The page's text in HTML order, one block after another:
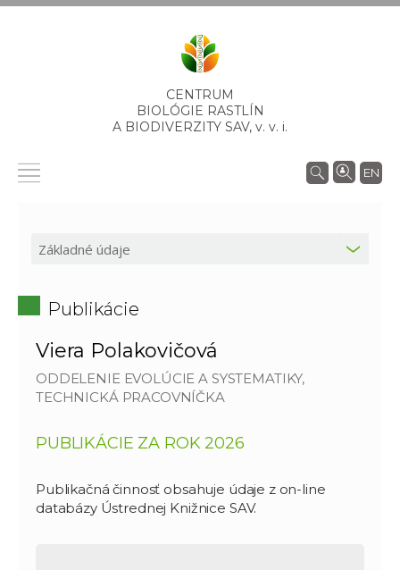
CENTRUM
BIOLÓGIE RASTLÍN
A BIODIVERZITY SAV, v. v. i.
EN
Publikácie
Viera Polakovičová
ODDELENIE EVOLÚCIE A SYSTEMATIKY,
TECHNICKÁ PRACOVNÍČKA
PUBLIKÁCIE ZA ROK 2026
Publikačná činnosť obsahuje údaje z on-line
databázy Ústrednej Knižnice SAV.